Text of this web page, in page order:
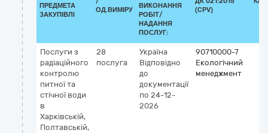
ПРЕДМЕТА
ЗАКУПІВЛІ
ОД.ВИМІРУ
ВИКОНАННЯ
РОБІТ/
НАДАННЯ
ПОСЛУГ:
(CPV)
Послуги з
радіаційного
контролю
питної та
стічної води
в
Харківській,
Полтавській,
28
послуга
Україна
Відповідно
до
документації
по 24-12-
2026
90710000-7
Екологічний
менеджмент